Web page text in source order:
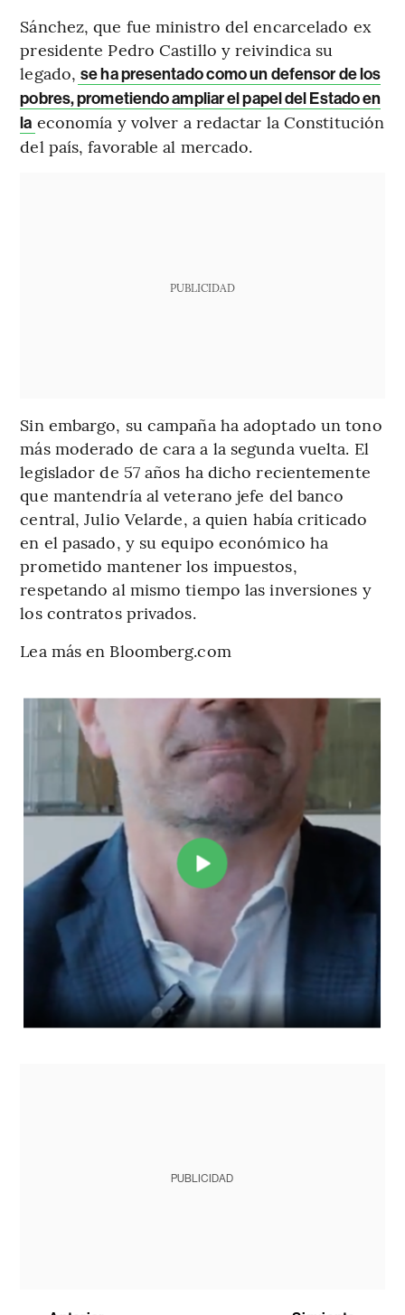
Sánchez, que fue ministro del encarcelado ex
presidente Pedro Castillo y reivindica su
legado, se ha presentado como un defensor de los
pobres, prometiendo ampliar el papel del Estado en
la economía y volver a redactar la Constitución
del país, favorable al mercado.
PUBLICIDAD
Sin embargo, su campaña ha adoptado un tono
más moderado de cara a la segunda vuelta. El
legislador de 57 años ha dicho recientemente
que mantendría al veterano jefe del banco
central, Julio Velarde, a quien había criticado
en el pasado, y su equipo económico ha
prometido mantener los impuestos,
respetando al mismo tiempo las inversiones y
los contratos privados.
Lea más en Bloomberg.com
PUBLICIDAD